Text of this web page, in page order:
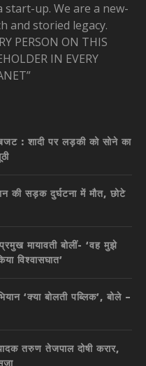
start-up. We are a new-
and storied legacy.
PERSON ON THIS
IN EVERY
: शादी पर लड़की को सोने का
की सड़क दुर्घटना में मौत, छोटे
मायावती बोलीं- ‘वह मुझे
विश्वासघात’
‘क्या बोलती पब्लिक’, बोले –
तरुण तेजपाल दोषी करार,